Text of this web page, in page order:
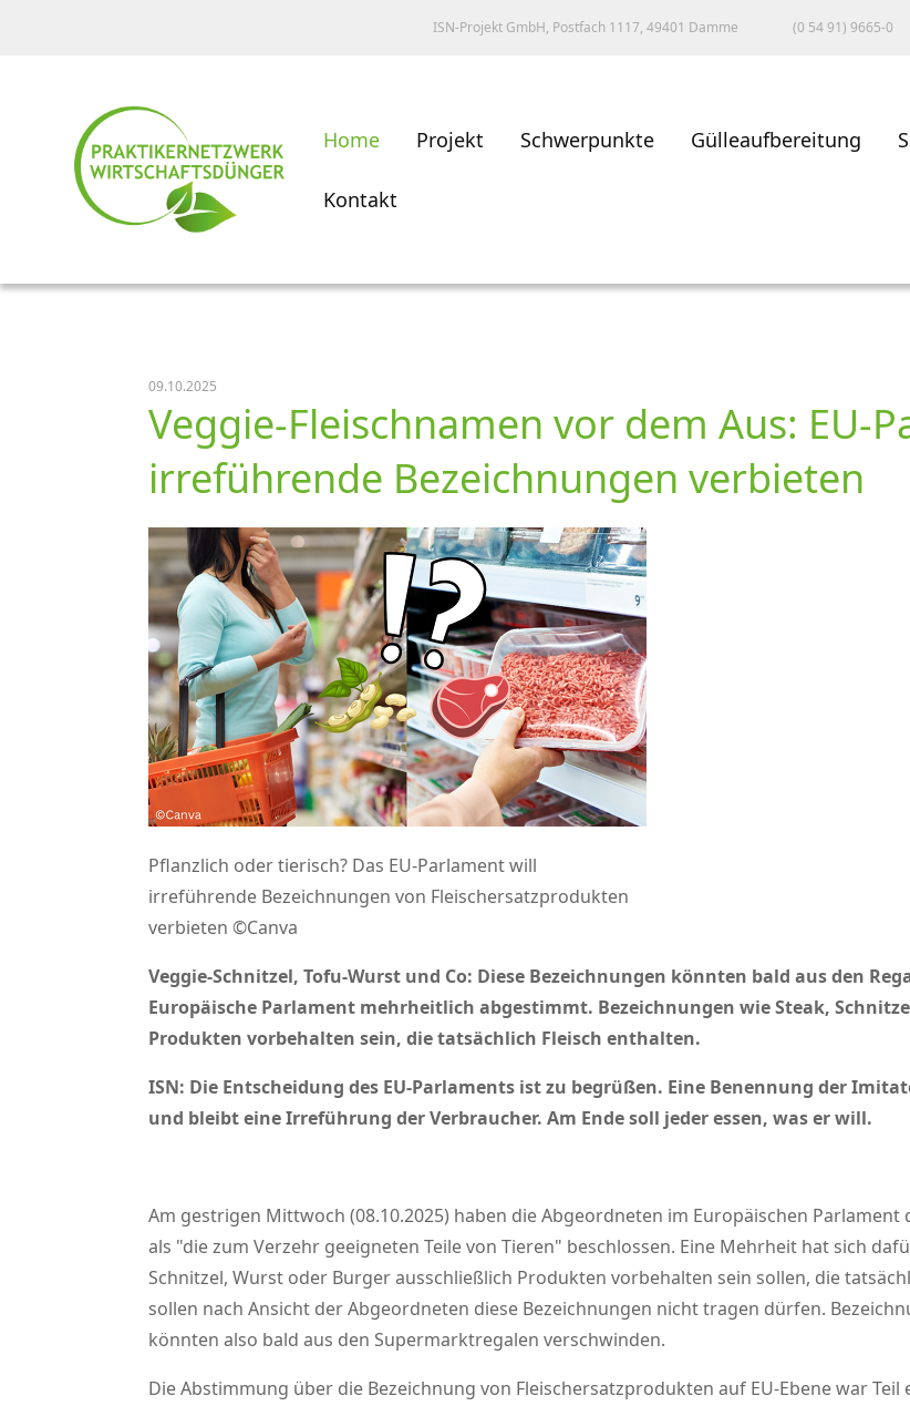
ISN-Projekt GmbH, Postfach 1117, 49401 Damme (0 54 91) 9665-0
Home Projekt Schwerpunkte Gülleaufbereitung
Kontakt
09.10.2025
Veggie-Fleischnamen vor dem Aus: EU-
irreführende Bezeichnungen verbieten
Pflanzlich oder tierisch? Das EU-Parlament will
irreführende Bezeichnungen von Fleischersatzprodukten
verbieten ©Canva
Veggie-Schnitzel, Tofu-Wurst und Co: Diese Bezeichnungen könnten bald aus den
Europäische Parlament mehrheitlich abgestimmt. Bezeichnungen wie Steak,
Produkten vorbehalten sein, die tatsächlich Fleisch enthalten.
ISN: Die Entscheidung des EU-Parlaments ist zu begrüßen. Eine Benennung der
und bleibt eine Irreführung der Verbraucher. Am Ende soll jeder essen, was er will.
Am gestrigen Mittwoch (08.10.2025) haben die Abgeordneten im Europäischen
als die zum Verzehr geeigneten Teile von Tieren beschlossen. Eine Mehrheit hat sich
Schnitzel, Wurst oder Burger ausschließlich Produkten vorbehalten sein sollen, die
sollen nach Ansicht der Abgeordneten diese Bezeichnungen nicht tragen dürfen.
könnten also bald aus den Supermarktregalen verschwinden.
Die Abstimmung über die Bezeichnung von Fleischersatzprodukten auf EU-Ebene war